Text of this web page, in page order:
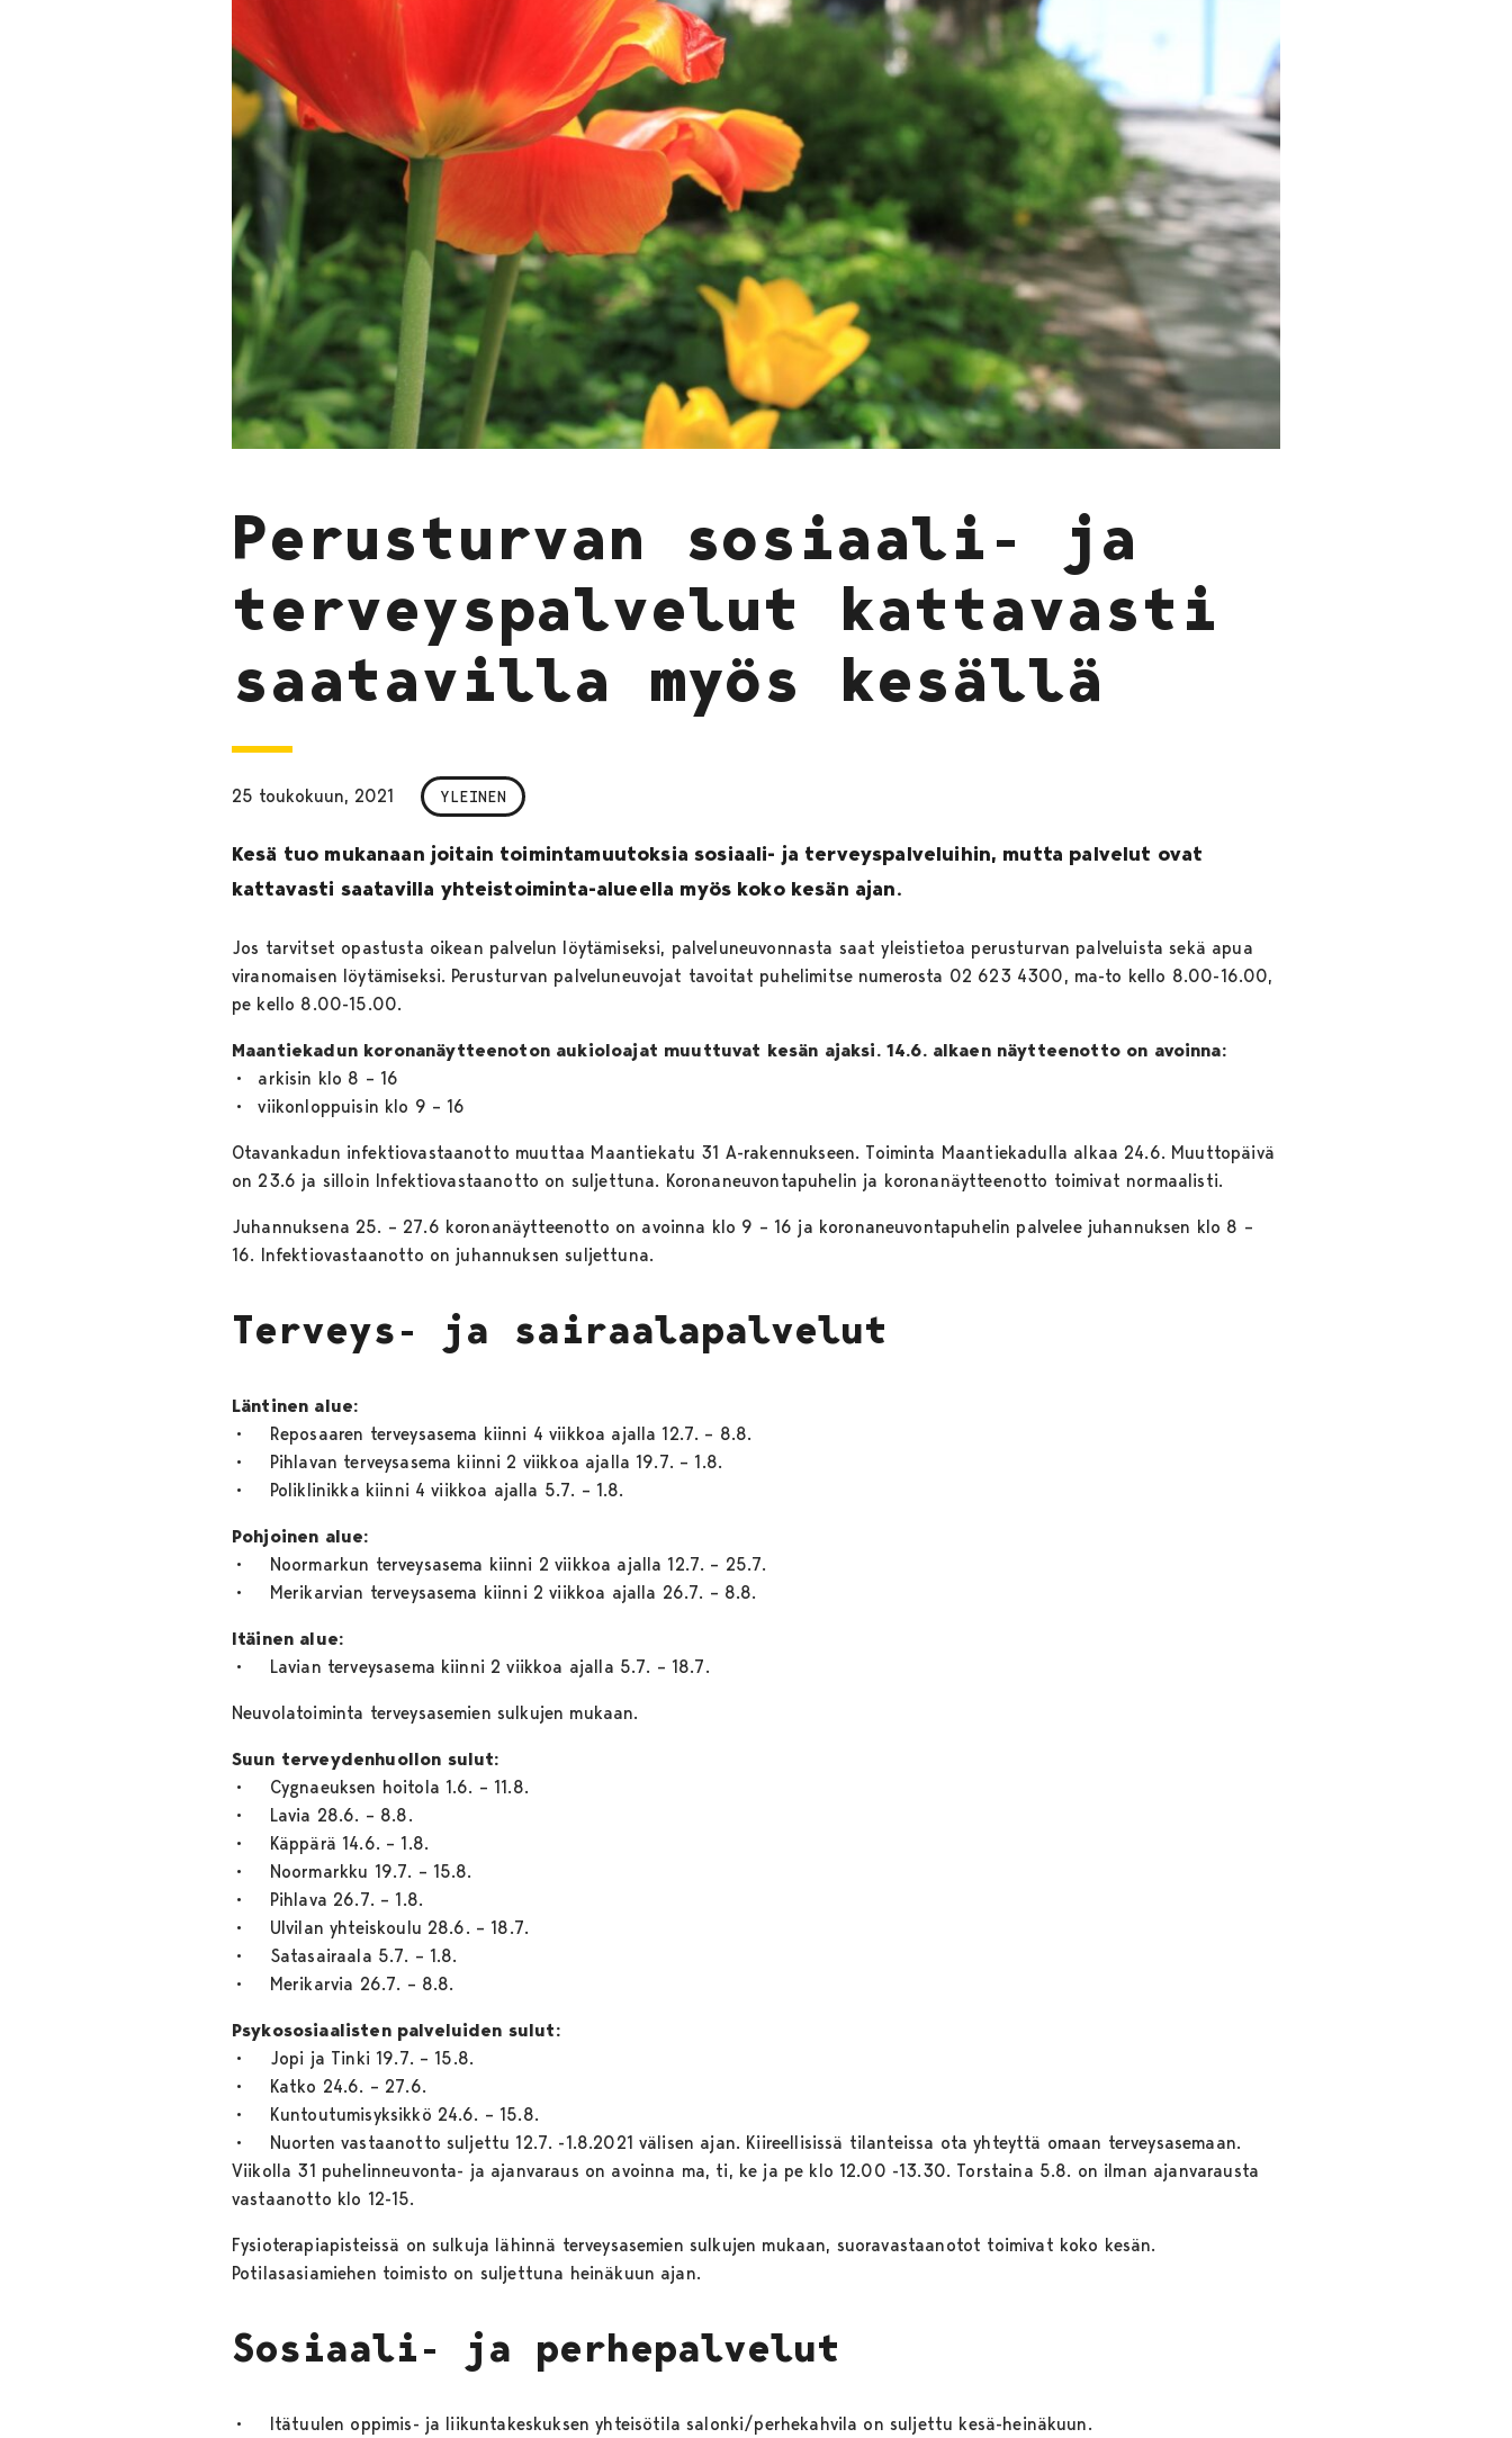
Perusturvan sosiaali- ja
terveyspalvelut kattavasti
saatavilla myös kesällä
25 toukokuun, 2021 YLEINEN
Kesä tuo mukanaan joitain toimintamuutoksia sosiaali- ja terveyspalveluihin, mutta palvelut ovat
kattavasti saatavilla yhteistoiminta-alueella myös koko kesän ajan.
Jos tarvitset opastusta oikean palvelun löytämiseksi, palveluneuvonnasta saat yleistietoa perusturvan palveluista sekä apua
viranomaisen löytämiseksi. Perusturvan palveluneuvojat tavoitat puhelimitse numerosta 02 623 4300, ma-to kello 8.00-16.00,
pe kello 8.00-15.00.
Maantiekadun koronanäytteenoton aukioloajat muuttuvat kesän ajaksi. 14.6. alkaen näytteenotto on avoinna:
• arkisin klo 8 – 16
• viikonloppuisin klo 9 – 16
Otavankadun infektiovastaanotto muuttaa Maantiekatu 31 A-rakennukseen. Toiminta Maantiekadulla alkaa 24.6. Muuttopäivä
on 23.6 ja silloin Infektiovastaanotto on suljettuna. Koronaneuvontapuhelin ja koronanäytteenotto toimivat normaalisti.
Juhannuksena 25. – 27.6 koronanäytteenotto on avoinna klo 9 – 16 ja koronaneuvontapuhelin palvelee juhannuksen klo 8 –
16. Infektiovastaanotto on juhannuksen suljettuna.
Terveys- ja sairaalapalvelut
Läntinen alue:
• Reposaaren terveysasema kiinni 4 viikkoa ajalla 12.7. – 8.8.
• Pihlavan terveysasema kiinni 2 viikkoa ajalla 19.7. – 1.8.
• Poliklinikka kiinni 4 viikkoa ajalla 5.7. – 1.8.
Pohjoinen alue:
• Noormarkun terveysasema kiinni 2 viikkoa ajalla 12.7. – 25.7.
• Merikarvian terveysasema kiinni 2 viikkoa ajalla 26.7. – 8.8.
Itäinen alue:
• Lavian terveysasema kiinni 2 viikkoa ajalla 5.7. – 18.7.
Neuvolatoiminta terveysasemien sulkujen mukaan.
Suun terveydenhuollon sulut:
• Cygnaeuksen hoitola 1.6. – 11.8.
• Lavia 28.6. – 8.8.
• Käppärä 14.6. – 1.8.
• Noormarkku 19.7. – 15.8.
• Pihlava 26.7. – 1.8.
• Ulvilan yhteiskoulu 28.6. – 18.7.
• Satasairaala 5.7. – 1.8.
• Merikarvia 26.7. – 8.8.
Psykososiaalisten palveluiden sulut:
• Jopi ja Tinki 19.7. – 15.8.
• Katko 24.6. – 27.6.
• Kuntoutumisyksikkö 24.6. – 15.8.
• Nuorten vastaanotto suljettu 12.7. -1.8.2021 välisen ajan. Kiireellisissä tilanteissa ota yhteyttä omaan terveysasemaan.
Viikolla 31 puhelinneuvonta- ja ajanvaraus on avoinna ma, ti, ke ja pe klo 12.00 -13.30. Torstaina 5.8. on ilman ajanvarausta
vastaanotto klo 12-15.
Fysioterapiapisteissä on sulkuja lähinnä terveysasemien sulkujen mukaan, suoravastaanotot toimivat koko kesän.
Potilasasiamiehen toimisto on suljettuna heinäkuun ajan.
Sosiaali- ja perhepalvelut
• Itätuulen oppimis- ja liikuntakeskuksen yhteisötila salonki/perhekahvila on suljettu kesä-heinäkuun.